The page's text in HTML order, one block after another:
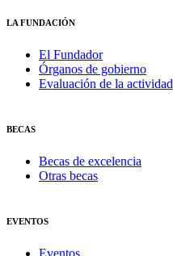
LA FUNDACIÓN
El Fundador
Órganos de gobierno
Evaluación de la actividad
BECAS
Becas de excelencia
Otras becas
EVENTOS
Eventos